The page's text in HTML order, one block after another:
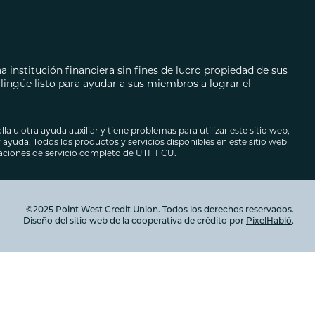
institución financiera sin fines de lucro propiedad de sus
listo para ayudar a sus miembros a lograr el
u otra ayuda auxiliar y tiene problemas para utilizar este sitio web,
Todos los productos y servicios disponibles en este sitio web
de servicio completo de UTF FCU.
©2025 Point West Credit Union. Todos los derechos reservados.
Diseño del sitio web de la cooperativa de crédito por PixelHabló.